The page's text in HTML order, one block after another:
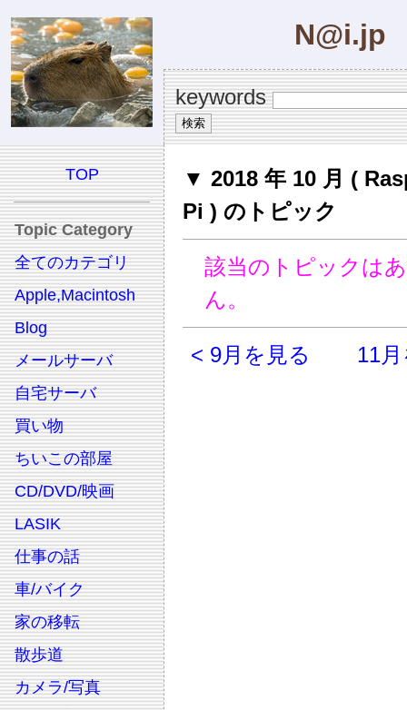
N@i.jp
keywords
TOP
Topic Category
全てのカテゴリ
Apple,Macintosh
Blog
メールサーバ
自宅サーバ
買い物
ちいこの部屋
CD/DVD/映画
LASIK
仕事の話
車/バイク
家の移転
散歩道
カメラ/写真
▼ 2018 年 10 月 (
Pi ) のトピック
該当のトピックは
ん。
< 9月を見る 11